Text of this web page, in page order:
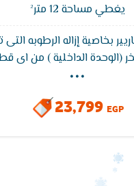
يغطي مساحة 12 متر²
بخاصية إزاله الرطوبه
(الوحدة الداخلية ) من اى
اى روائح كريهة من الوحده
...
23,799 EGP